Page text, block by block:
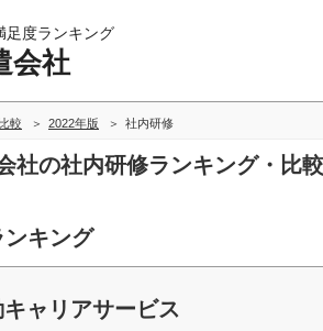
足度ランキング
会社
較 2022年版 社内研修
社の社内研修ランキング・比較
キング
ャリアサービス